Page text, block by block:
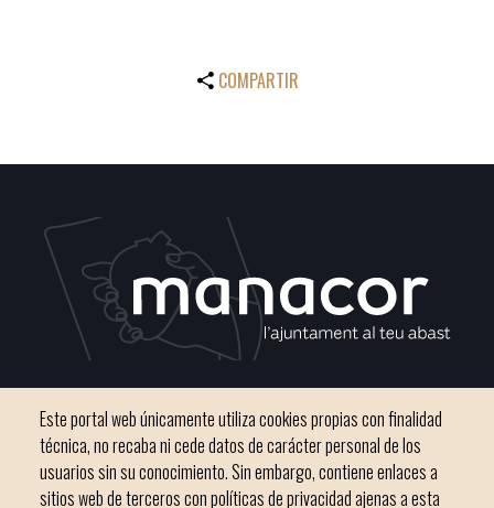
COMPARTIR
Teléfono 971 84 91 00 - CIF: P0703300D
Este portal web únicamente utiliza cookies propias con finalidad
técnica, no recaba ni cede datos de carácter personal de los
usuarios sin su conocimiento. Sin embargo, contiene enlaces a
sitios web de terceros con políticas de privacidad ajenas a esta